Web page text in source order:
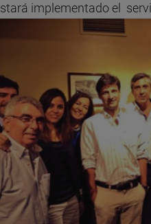
implementado el